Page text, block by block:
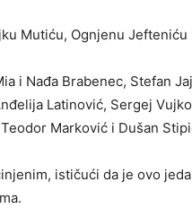
Mutiću, Ognjenu Jefteniću
i Nađa Brabenec, Stefan
Latinović, Sergej
Marković i Dušan
ističući da je ovo